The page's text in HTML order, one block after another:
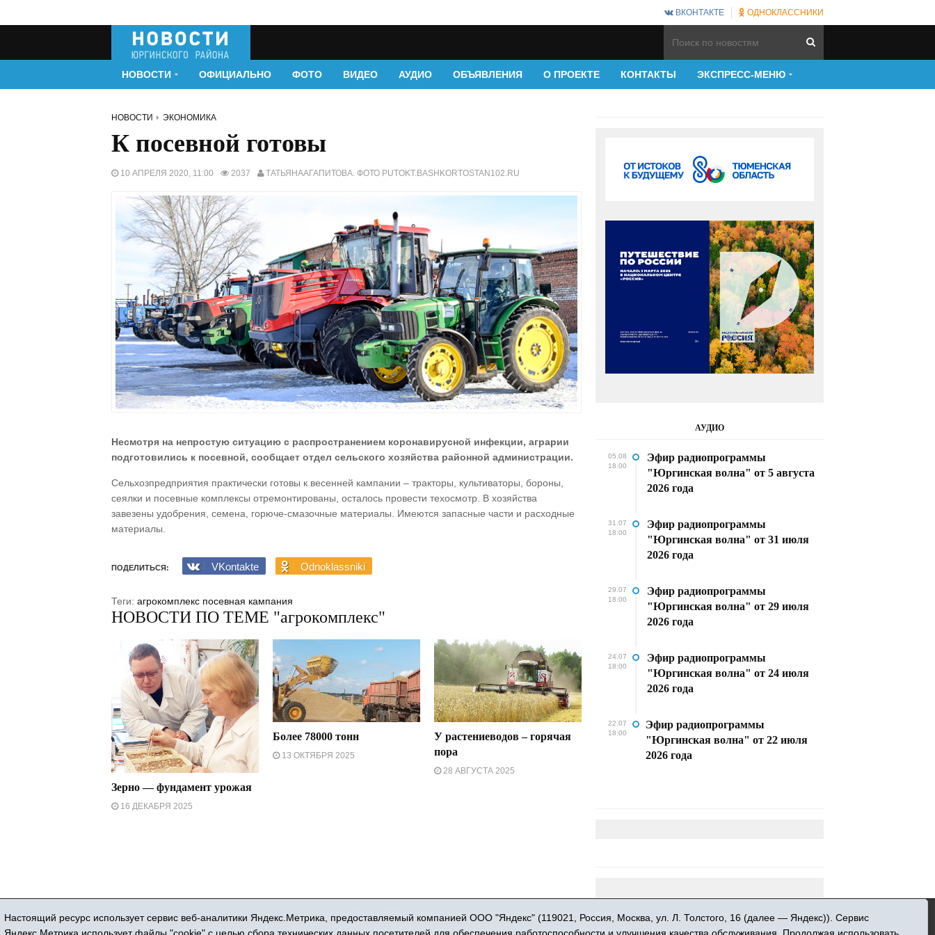
ВКОНТАКТЕ ОДНОКЛАССНИКИ
НОВОСТИ ОФИЦИАЛЬНО ФОТО ВИДЕО АУДИО ОБЪЯВЛЕНИЯ О ПРОЕКТЕ КОНТАКТЫ ЭКСПРЕСС-МЕНЮ
НОВОСТИ ЭКОНОМИКА
К посевной готовы
10 АПРЕЛЯ 2020, 11:00 2037 ТАТЬЯНААГАПИТОВА. ФОТО PUTOKT.BASHKORTOSTAN102.RU
Несмотря на непростую ситуацию с распространением коронавирусной инфекции, аграрии
подготовились к посевной, сообщает отдел сельского хозяйства районной администрации.
Сельхозпредприятия практически готовы к весенней кампании – тракторы, культиваторы, бороны,
сеялки и посевные комплексы отремонтированы, осталось провести техосмотр. В хозяйства
завезены удобрения, семена, горюче-смазочные материалы. Имеются запасные части и расходные
материалы.
ПОДЕЛИТЬСЯ: VKontakte Odnoklassniki
Теги: агрокомплекс посевная кампания
НОВОСТИ ПО ТЕМЕ "агрокомплекс"
Зерно — фундамент урожая
16 ДЕКАБРЯ 2025
Более 78000 тонн
13 ОКТЯБРЯ 2025
У растениеводов – горячая
пора
28 АВГУСТА 2025
АУДИО
05.08
18:00
Эфир радиопрограммы
"Юргинская волна" от 5 августа
2026 года
31.07
18:00
Эфир радиопрограммы
"Юргинская волна" от 31 июля
2026 года
29.07
18:00
Эфир радиопрограммы
"Юргинская волна" от 29 июля
2026 года
24.07
18:00
Эфир радиопрограммы
"Юргинская волна" от 24 июля
2026 года
22.07
18:00
Эфир радиопрограммы
"Юргинская волна" от 22 июля
2026 года
16+ © 2015-2026 Сетевое издание «Новости Юргинского района»
Регистрационный номер СМИ ЭЛ № ФС 77 - 66052 выдан Федеральной службой по надзору в сфере связи, информационных технологий и массовых
Настоящий ресурс использует сервис веб-аналитики Яндекс.Метрика, предоставляемый компанией ООО "Яндекс" (119021, Россия, Москва, ул. Л. Толстого, 16 (далее — Яндекс)). Сервис